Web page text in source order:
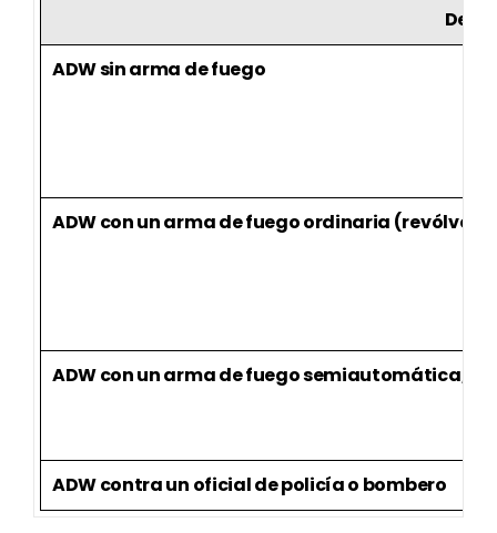
ADW sin arma de fuego
ADW con un arma de fuego ordinaria (revólver,
ADW con un arma de fuego semiautomática,
ADW contra un oficial de policía o bombero